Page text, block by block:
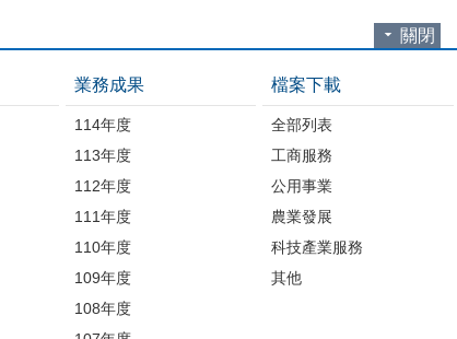
關閉
業務成果
114年度
113年度
112年度
111年度
110年度
109年度
108年度
檔案下載
全部列表
工商服務
公用事業
農業發展
科技產業服務
其他